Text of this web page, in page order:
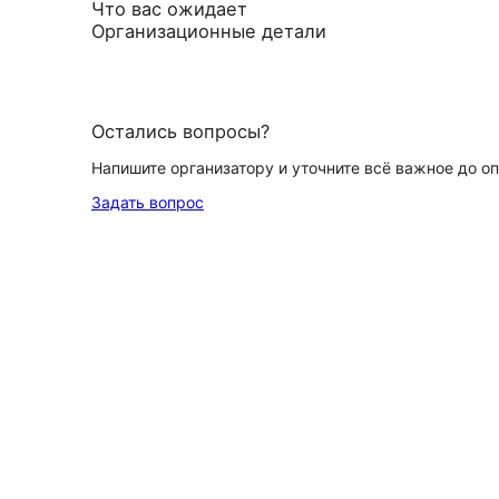
Что вас ожидает
Организационные детали
Остались вопросы?
Напишите организатору и уточните всё важное до
Задать вопрос